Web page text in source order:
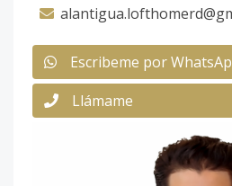
Escribeme por
Llámame